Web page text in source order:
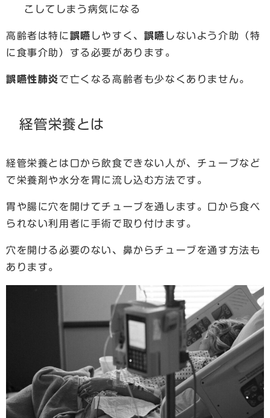
こしてしまう病気になる
高齢者は特に誤嚥 しやすく、 誤嚥 しないよう介助（特
に食事介助）する必要があります。
誤嚥性肺炎で亡くなる高齢者も少なくありません。
経管栄養とは
経管栄養とは口から飲食できない人が、チューブなど
で栄養剤や水分を胃に流し込む方法です。
胃や腸に穴を開けてチューブを通します。口から食べ
られない利用者に手術で取り付けます。
穴を開ける必要のない、鼻からチューブを通す方法も
あります。